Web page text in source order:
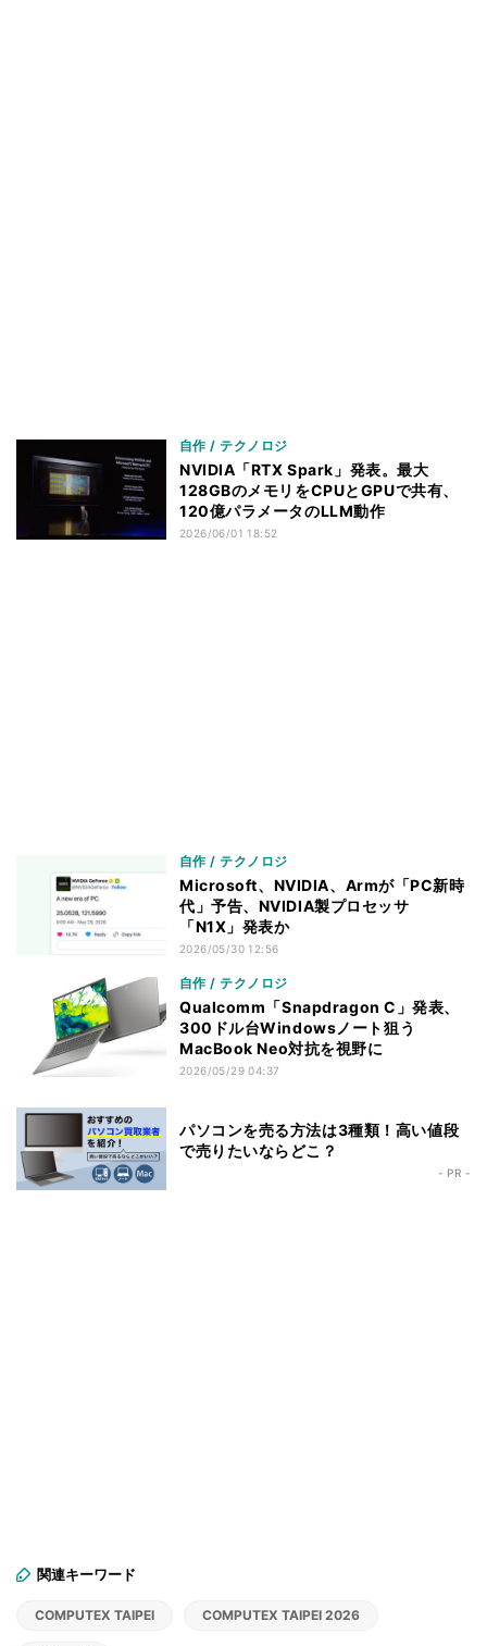
自作 / テクノロジ
NVIDIA「RTX Spark」発表。最大
128GBのメモリをCPUとGPUで共有、
120億パラメータのLLM動作
2026/06/01 18:52
自作 / テクノロジ
Microsoft、NVIDIA、Armが「PC新時
代」予告、NVIDIA製プロセッサ
「N1X」発表か
2026/05/30 12:56
自作 / テクノロジ
Qualcomm「Snapdragon C」発表、
300ドル台Windowsノート狙う
MacBook Neo対抗を視野に
2026/05/29 04:37
パソコンを売る方法は3種類！高い値段
で売りたいならどこ？
- PR -
関連キーワード
COMPUTEX TAIPEI COMPUTEX TAIPEI 2026